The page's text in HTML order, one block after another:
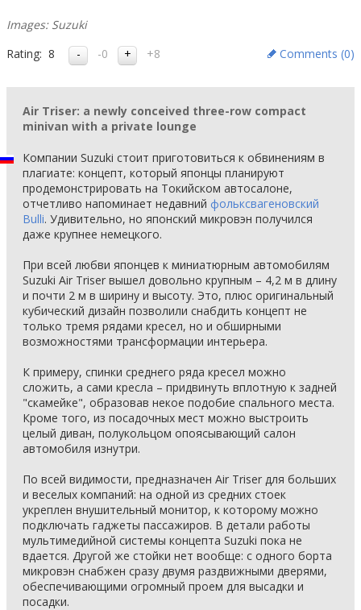
Images: Suzuki
Rating: 8 -0 +8 Comments (0)
Air Triser: a newly conceived three-row compact
minivan with a private lounge
Компании Suzuki стоит приготовиться к обвинениям в
плагиате: концепт, который японцы планируют
продемонстрировать на Токийском автосалоне,
отчетливо напоминает недавний фольксвагеновский
Bulli. Удивительно, но японский микровэн получился
даже крупнее немецкого.
При всей любви японцев к миниатюрным автомобилям
Suzuki Air Triser вышел довольно крупным – 4,2 м в длину
и почти 2 м в ширину и высоту. Это, плюс оригинальный
кубический дизайн позволили снабдить концепт не
только тремя рядами кресел, но и обширными
возможностями трансформации интерьера.
К примеру, спинки среднего ряда кресел можно
сложить, а сами кресла – придвинуть вплотную к задней
"скамейке", образовав некое подобие спального места.
Кроме того, из посадочных мест можно выстроить
целый диван, полукольцом опоясывающий салон
автомобиля изнутри.
По всей видимости, предназначен Air Triser для больших
и веселых компаний: на одной из средних стоек
укреплен внушительный монитор, к которому можно
подключать гаджеты пассажиров. В детали работы
мультимедийной системы концепта Suzuki пока не
вдается. Другой же стойки нет вообще: с одного борта
микровэн снабжен сразу двумя раздвижными дверями,
обеспечивающими огромный проем для высадки и
посадки.